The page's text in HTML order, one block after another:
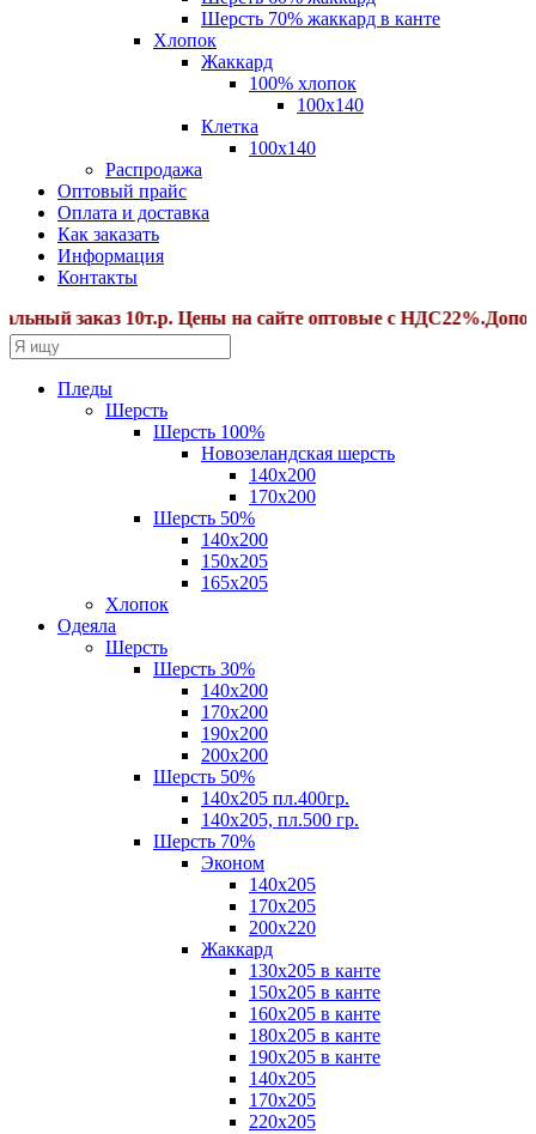
Шерсть 70% жаккард в канте
Хлопок
Жаккард
100% хлопок
100x140
Клетка
100х140
Распродажа
Оптовый прайс
Оплата и доставка
Как заказать
Информация
Контакты
заказ 10т.р. Цены на сайте оптовые с
Пледы
Шерсть
Шерсть 100%
Новозеландская шерсть
140х200
170x200
Шерсть 50%
140x200
150х205
165х205
Хлопок
Одеяла
Шерсть
Шерсть 30%
140х200
170х200
190х200
200х200
Шерсть 50%
140х205 пл.400гр.
140х205, пл.500 гр.
Шерсть 70%
Эконом
140х205
170х205
200х220
Жаккард
130х205 в канте
150х205 в канте
160х205 в канте
180х205 в канте
190х205 в канте
140х205
170х205
220х205